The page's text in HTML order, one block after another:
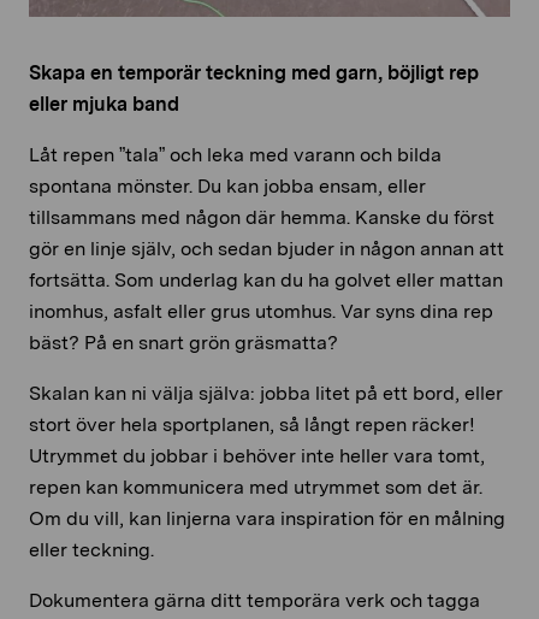
Skapa en temporär teckning med garn, böjligt rep
eller mjuka band
Låt repen ”tala” och leka med varann och bilda
spontana mönster. Du kan jobba ensam, eller
tillsammans med någon där hemma. Kanske du först
gör en linje själv, och sedan bjuder in någon annan att
fortsätta. Som underlag kan du ha golvet eller mattan
inomhus, asfalt eller grus utomhus. Var syns dina rep
bäst? På en snart grön gräsmatta?
Skalan kan ni välja själva: jobba litet på ett bord, eller
stort över hela sportplanen, så långt repen räcker!
Utrymmet du jobbar i behöver inte heller vara tomt,
repen kan kommunicera med utrymmet som det är.
Om du vill, kan linjerna vara inspiration för en målning
eller teckning.
Dokumentera gärna ditt temporära verk och tagga